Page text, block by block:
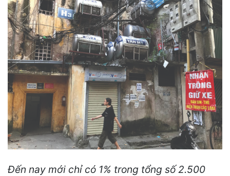
Đến nay mới chỉ có 1% trong tổng số 2.500